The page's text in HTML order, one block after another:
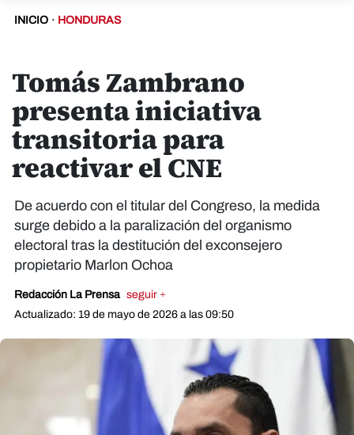
INICIO · HONDURAS
Tomás Zambrano
presenta iniciativa
transitoria para
reactivar el CNE
De acuerdo con el titular del Congreso, la medida
surge debido a la paralización del organismo
electoral tras la destitución del exconsejero
propietario Marlon Ochoa
Redacción La Prensa seguir +
Actualizado: 19 de mayo de 2026 a las 09:50